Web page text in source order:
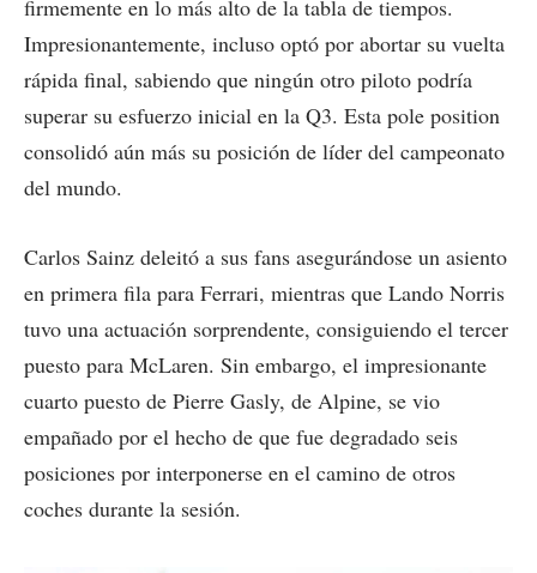
firmemente en lo más alto de la tabla de tiempos.
Impresionantemente, incluso optó por abortar su vuelta
rápida final, sabiendo que ningún otro piloto podría
superar su esfuerzo inicial en la Q3. Esta pole position
consolidó aún más su posición de líder del campeonato
del mundo.
Carlos Sainz deleitó a sus fans asegurándose un asiento
en primera fila para Ferrari, mientras que Lando Norris
tuvo una actuación sorprendente, consiguiendo el tercer
puesto para McLaren. Sin embargo, el impresionante
cuarto puesto de Pierre Gasly, de Alpine, se vio
empañado por el hecho de que fue degradado seis
posiciones por interponerse en el camino de otros
coches durante la sesión.